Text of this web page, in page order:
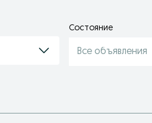
Состояние
Все объявления